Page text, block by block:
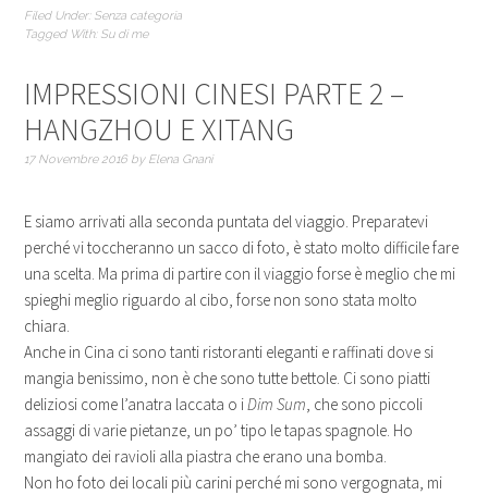
Filed Under: Senza categoria
Tagged With: Su di me
IMPRESSIONI CINESI PARTE 2 –
HANGZHOU E XITANG
17 Novembre 2016 by Elena Gnani
E siamo arrivati alla seconda puntata del viaggio. Preparatevi
perché vi toccheranno un sacco di foto, è stato molto difficile fare
una scelta. Ma prima di partire con il viaggio forse è meglio che mi
spieghi meglio riguardo al cibo, forse non sono stata molto
chiara.
Anche in Cina ci sono tanti ristoranti eleganti e raffinati dove si
mangia benissimo, non è che sono tutte bettole. Ci sono piatti
deliziosi come l’anatra laccata o iDim Sum, che sono piccoli
assaggi di varie pietanze, un po’ tipo le tapas spagnole. Ho
mangiato dei ravioli alla piastra che erano una bomba.
Non ho foto dei locali più carini perché mi sono vergognata, mi